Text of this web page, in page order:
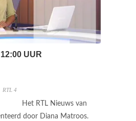
UUR
RTL 4
Het RTL Nieuws van
door Diana Matroos.